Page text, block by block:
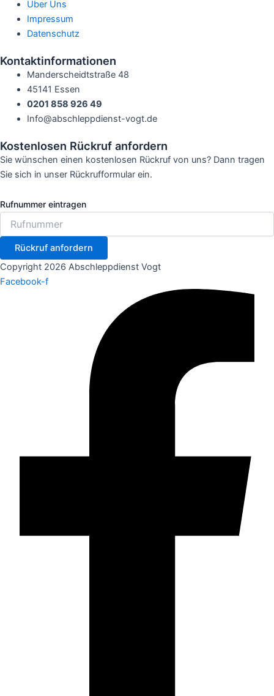
Über Uns
Impressum
Datenschutz
Kontaktinformationen
Manderscheidtstraße 48
45141 Essen
0201 858 926 49
Info@abschleppdienst-vogt.de
Kostenlosen Rückruf anfordern
Sie wünschen einen kostenlosen Rückruf von uns? Dann tragen
Sie sich in unser Rückrufformular ein.
Rufnummer eintragen
Rückruf anfordern
Copyright 2026 Abschleppdienst Vogt
Facebook-f